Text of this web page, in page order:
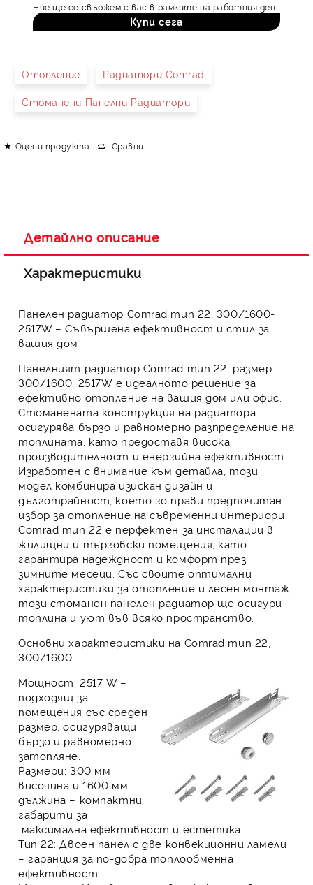
Ние ще се свържем с вас в рамките на работния ден.
Отопление Радиатори Comrad
Стоманени Панелни Радиатори
Оцени продукта Сравни
Детайлно описание
Характеристики
Панелен радиатор Comrad тип 22, 300/1600-
2517W – Съвършена ефективност и стил за
вашия дом
Панелният радиатор Comrad тип 22, размер
300/1600, 2517W е идеалното решение за
ефективно отопление на вашия дом или офис.
Стоманената конструкция на радиатора
осигурява бързо и равномерно разпределение на
топлината, като предоставя висока
производителност и енергийна ефективност.
Изработен с внимание към детайла, този
модел комбинира изискан дизайн и
дълготрайност, което го прави предпочитан
избор за отопление на съвременни интериори.
Comrad тип 22 е перфектен за инсталации в
жилищни и търговски помещения, като
гарантира надеждност и комфорт през
зимните месеци. Със своите оптимални
характеристики за отопление и лесен монтаж,
този стоманен панелен радиатор ще осигури
топлина и уют във всяко пространство.
Основни характеристики на Comrad тип 22,
300/1600:
Мощност: 2517 W –
подходящ за
помещения със среден
размер, осигуряващи
бързо и равномерно
затопляне.
Размери: 300 мм
височина и 1600 мм
дължина – компактни
габарити за
максимална ефективност и естетика.
Тип 22: Двоен панел с две конвекционни ламели
– гаранция за по-добра топлообменна
ефективност.